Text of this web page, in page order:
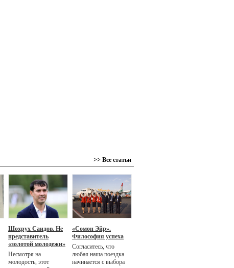
>> Все статьи
Шохрух Саидов. Не
представитель
«золотой молодежи»
Несмотря на
молодость, этот
«Сомон Эйр».
Философия успеха
Согласитесь, что
любая наша поездка
начинается с выбора